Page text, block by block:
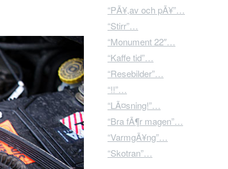
“PÃ¥,av och pÃ¥”…
“Stirr”…
“Monument 22″…
“Kaffe tid”…
“Resebilder”…
“!!”…
“LÃ¤sning!”…
“Bra fÃ¶r magen”…
“VarmgÃ¥ng”…
“Skotran”…